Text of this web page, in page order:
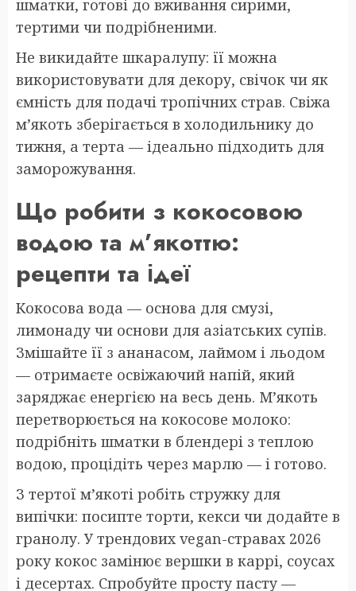
шматки, готові до вживання сирими,
тертими чи подрібненими.
Не викидайте шкаралупу: її можна
використовувати для декору, свічок чи як
ємність для подачі тропічних страв. Свіжа
м’якоть зберігається в холодильнику до
тижня, а терта — ідеально підходить для
заморожування.
Що робити з кокосовою
водою та м’якоттю:
рецепти та ідеї
Кокосова вода — основа для смузі,
лимонаду чи основи для азіатських супів.
Змішайте її з ананасом, лаймом і льодом
— отримаєте освіжаючий напій, який
заряджає енергією на весь день. М’якоть
перетворюється на кокосове молоко:
подрібніть шматки в блендері з теплою
водою, процідіть через марлю — і готово.
З тертої м’якоті робіть стружку для
випічки: посипте торти, кекси чи додайте в
гранолу. У трендових vegan-стравах 2026
року кокос замінює вершки в каррі, соусах
і десертах. Спробуйте просту пасту —